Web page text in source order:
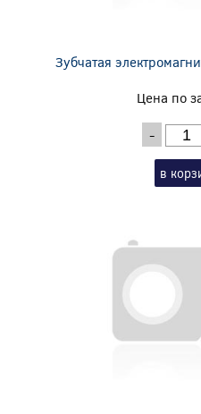
Зубчатая
Цена по
-
в